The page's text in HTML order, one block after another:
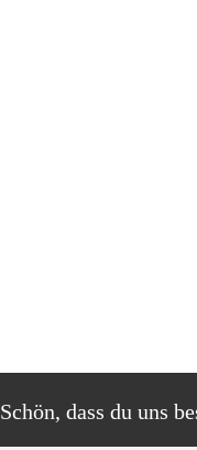
Schön, dass du uns